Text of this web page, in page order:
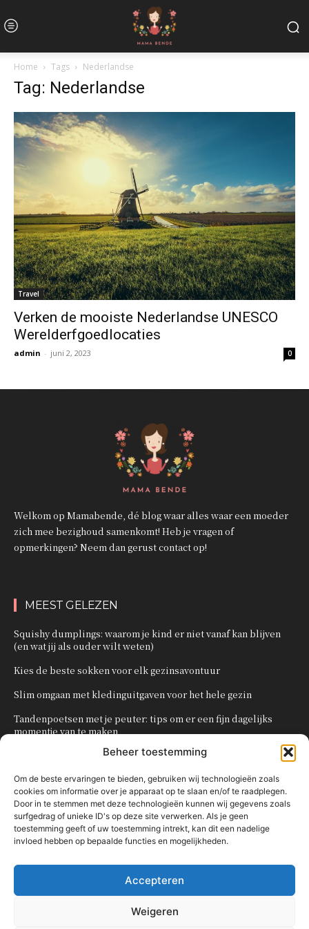
Beheer toestemming
Om de beste ervaringen te bieden, gebruiken wij technologieën zoals
cookies om informatie over je apparaat op te slaan en/of te raadplegen.
Door in te stemmen met deze technologieën kunnen wij gegevens zoals
surfgedrag of unieke ID's op deze site verwerken. Als je geen
toestemming geeft of uw toestemming intrekt, kan dit een nadelige
invloed hebben op bepaalde functies en mogelijkheden.
Accepteren
Weigeren
Home Tags Nederlandse
Tag: Nederlandse
Travel
Verken de mooiste Nederlandse UNESCO
Werelderfgoedlocaties
admin - juni 2, 2023 0
Welkom op Mamabende, dé blog waar alles waar een moeder
zich mee bezighoud samenkomt! Heb je vragen of
opmerkingen? Neem dan gerust contact op!
MEEST GELEZEN
Squishy dumplings: waarom je kind er niet vanaf kan blijven
(en wat jij als ouder wilt weten)
Kies de beste sokken voor elk gezinsavontuur
Slim omgaan met kledinguitgaven voor het hele gezin
Tandenpoetsen met je peuter: tips om er een fijn dagelijks
momentje van te maken
Zo organiseer je een onvergetelijk kinderfeestje
POPULAIRE CATEGORIEËN
OVERIG
KNUTSELEN MET KINDEREN
TRAKTATIES
80